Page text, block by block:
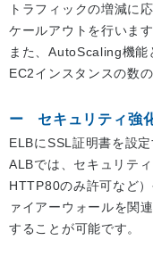
トラフィックの増減に
ケールアウトを行います
また、AutoScaling機
EC2インスタンスの数
セキュリティ強
ELBにSSL証明書を設
ALBでは、セキュリテ
HTTP80のみ許可など
ァイアーウォールを関
することが可能です。